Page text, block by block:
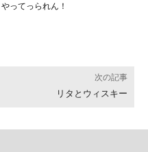
やってっられん！
次の記事
リタとウィスキー